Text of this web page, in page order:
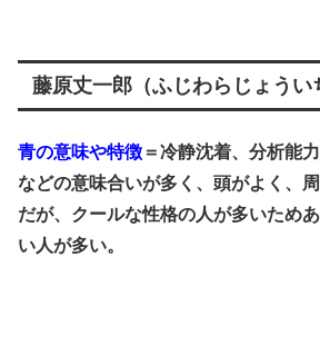
藤原丈一郎（ふじわらじょうい
青の意味や特徴＝冷静沈着、分析能
などの意味合いが多く、頭がよく、
だが、クールな性格の人が多いため
い人が多い。